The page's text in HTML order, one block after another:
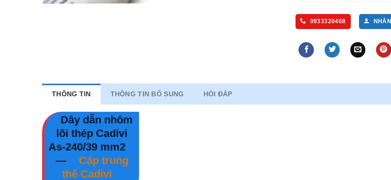
0933320468
THÔNG TIN THÔNG TIN BỔ SUNG HỎI ĐÁP
Dây dẫn nhôm
lõi thép Cadivi
As-240/39 mm2
—
Cáp trung
thế Cadivi